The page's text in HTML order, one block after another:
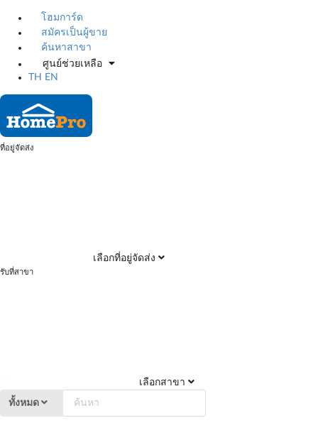
โฮมการ์ด
สมัครเป็นผู้ขาย
ค้นหาสาขา
ศูนย์ช่วยเหลือ
TH
EN
ที่อยู่จัดส่ง
เลือกที่อยู่จัดส่ง
รับที่สาขา
เลือกสาขา
ทั้งหมด